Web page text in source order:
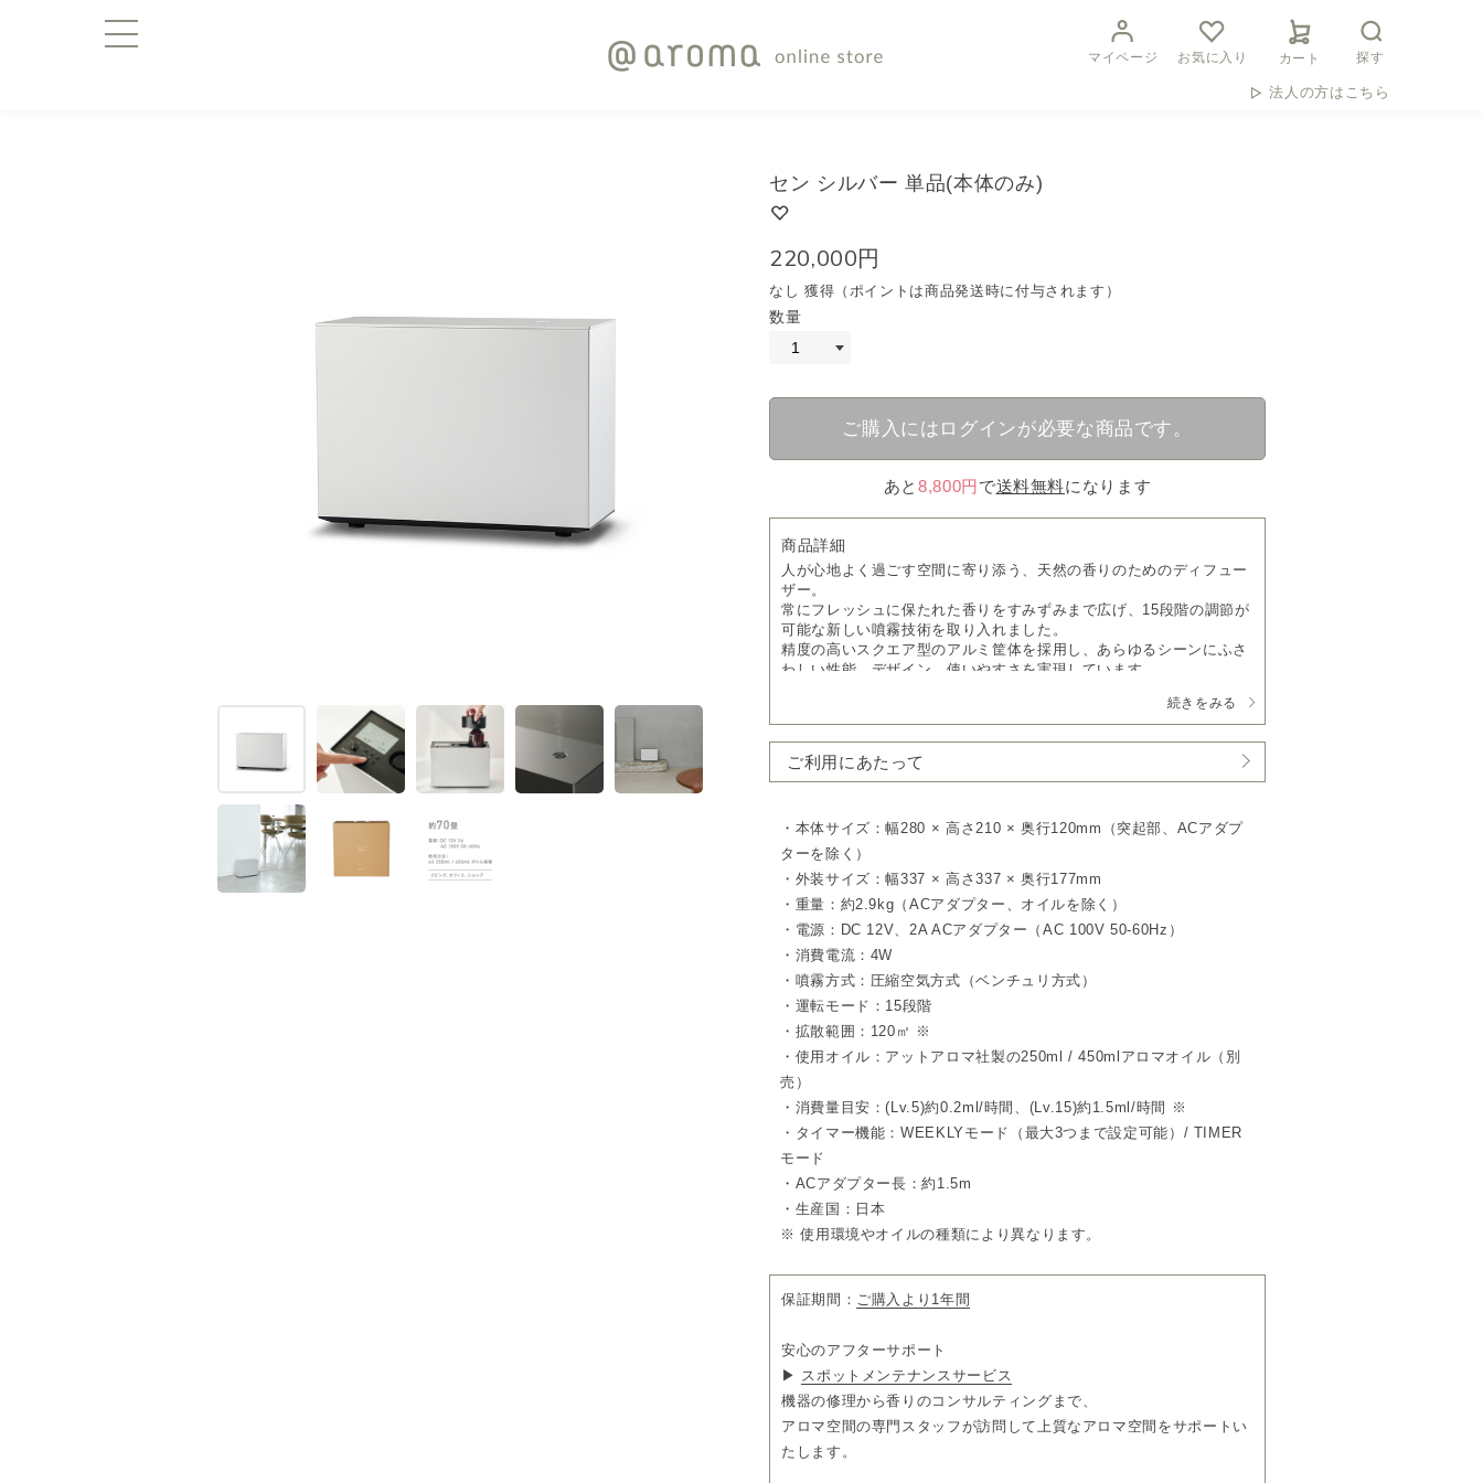
マイページ お気に入り カート 探す
法人の方はこちら
セン シルバー 単品(本体のみ)
220,000円
なし 獲得（ポイントは商品発送時に付与されます）
数量
ご購入にはログインが必要な商品です。
あと8,800円 で送料無料になります
商品詳細
人が心地よく過ごす空間に寄り添う、天然の香りのためのディフュー
ザー。
常にフレッシュに保たれた香りをすみずみまで広げ、15段階の調節が
可能な新しい噴霧技術を取り入れました。
精度の高いスクエア型のアルミ筐体を採用し、あらゆるシーンにふさ
わしい性能、デザイン、使いやすさを実現しています。
これまでのアットアロマのディフューザー史上、最も細かい粒子レベ
広い空間でも香りが滞らず、ムラなく自然に満ちていきます。
最新噴霧技術でフレッシュな香りが続く
オイルの酸化を最小限に抑える新しい噴霧技術を採用。
常にフレッシュでクリアな香りを楽しめます。
静音性と自在な設定で、快適に使える
従来品より約6dB静かで、体感的には約1.5倍の静けさ。
さらに最大3つのプログラム設定と15段階の濃度調整で、シーンに合
わせた使い方が可能です。
□デザイン
潔さと進化を感じるスクエアフォルムに、金属の重厚感と軽やかさを
あわせ持つ上質な質感を掛け合わせ、家電的ではない洗練された存在
感を実現。
ボトルキャップを置ける内部構造など細部の使い勝手にまで配慮しま
した。
暮らしに寄り添うニュートラルな4色展開。
□ネーミング
本体の直線的で端正なデザインから着想。
SCENT（香り）や SCENE（場面）、香りに対する感覚を想起させる
SENSE（センス）にも通じる響きを持っています。
ディフューザー本体×1、ACアダプター×1、アトマイザー×1、ロック
※オイルは別売りです。
続きをみる
ご利用にあたって
・本体サイズ：幅280 × 高さ210 × 奥行120mm（突起部、ACアダプ
ターを除く）
・外装サイズ：幅337 × 高さ337 × 奥行177mm
・重量：約2.9kg（ACアダプター、オイルを除く）
・電源：DC 12V、2A ACアダプター（AC 100V 50-60Hz）
・消費電流：4W
・噴霧方式：圧縮空気方式（ベンチュリ方式）
・運転モード：15段階
・拡散範囲：120㎡ ※
・使用オイル：アットアロマ社製の250ml / 450mlアロマオイル（別
売）
・消費量目安：(Lv.5)約0.2ml/時間、(Lv.15)約1.5ml/時間 ※
・タイマー機能：WEEKLYモード（最大3つまで設定可能）/ TIMER
モード
・ACアダプター長：約1.5m
・生産国：日本
※ 使用環境やオイルの種類により異なります。
保証期間： ご購入より1年間
安心のアフターサポート
▶ スポットメンテナンスサービス
機器の修理から香りのコンサルティングまで、
アロマ空間の専門スタッフが訪問して上質なアロマ空間をサポートい
たします。